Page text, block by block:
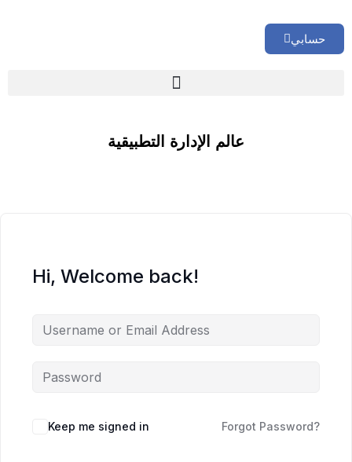
حسابي
عالم الإدارة التطبيقية
Hi, Welcome back!
Keep me signed in Forgot Password?